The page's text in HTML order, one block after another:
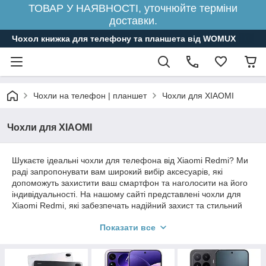
ТОВАР У НАЯВНОСТІ, уточнюйте терміни
доставки.
Чохол книжка для телефону та планшета від WOMUX
Чохли на телефон | планшет Чохли для XIAOMI
Чохли для XIAOMI
Шукаєте ідеальні чохли для телефона від Xiaomi Redmi? Ми
раді запропонувати вам широкий вибір аксесуарів, які
допоможуть захистити ваш смартфон та наголосити на його
індивідуальності. На нашому сайті представлені чохли для
Xiaomi Redmi, які забезпечать надійний захист та стильний
Наш асортимент включає оригінальні шкіряні чохли для
преміального вигляду. Ці чохли не тільки захищають від
Показати все